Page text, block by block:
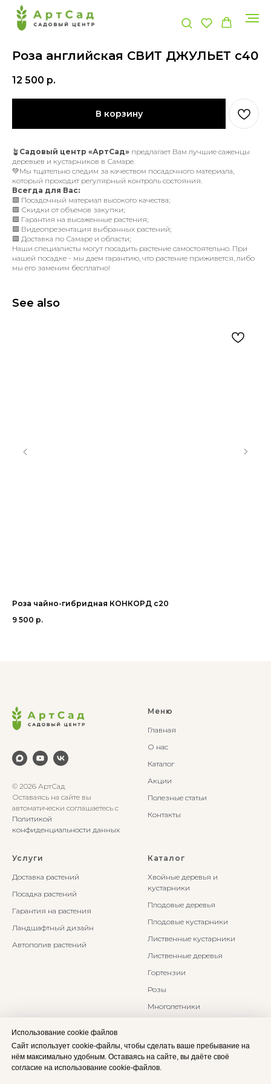
Роза английская СВИТ ДЖУЛЬЕТ с40
12 500 р.
В корзину
🪴 Садовый центр «АртСад» предлагает Вам лучшие саженцы
деревьев и кустарников в Самаре.
💚Мы тщательно следим за качеством посадочного материала,
который проходит регулярный контроль состояния.
Всегда для Вас:
🟩 Посадочный материал высокого качества;
🟩 Скидки от объемов закупки;
🟩 Гарантия на высаженные растения;
🟩 Видеопрезентация выбранных растений;
🟩 Доставка по Самаре и области;
Наши специалисты могут посадить растение самостоятельно. При
нашей посадке - мы даем гарантию, что растение приживется, либо
мы его заменим бесплатно!
See also
Роза чайно-гибридная КОНКОРД с20
9 500 р.
© 2026 АртСад
Оставаясь на сайте вы
автоматически соглашаетесь с
Политикой
конфиденциальности данных
Меню
Главная
О нас
Каталог
Акции
Полезные статьи
Контакты
Услуги
Доставка растений
Посадка растений
Гарантия на растения
Ландшафтный дизайн
Автополив растений
Каталог
Хвойные деревья и
кустарники
Плодовые деревья
Плодовые кустарники
Лиственные кустарники
Лиственные деревья
Гортензии
Розы
Многолетники
Использование cookie файлов
Сайт использует cookie-файлы, чтобы сделать ваше пребывание на
нём максимально удобным. Оставаясь на сайте, вы даёте своё
согласие на использование cookie-файлов.